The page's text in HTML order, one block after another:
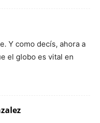
Y como decís, ahora a
el globo es vital en